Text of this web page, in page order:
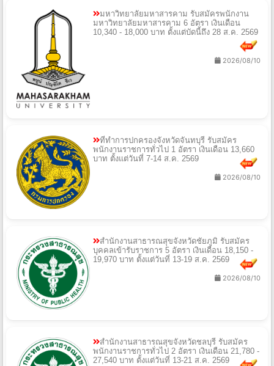
มหาวิทยาลัยมหาสารคาม รับสมัครพนักงาน
มหาวิทยาลัยมหาสารคาม 6 อัตรา เงินเดือน
10,340 - 18,000 บาท ตั้งแต่บัดนี้ถึง 28 ส.ค. 2569
2026/08/10
ที่ทำการปกครองจังหวัดจันทบุรี รับสมัคร
พนักงานราชการทั่วไป 1 อัตรา เงินเดือน 13,660
บาท ตั้งแต่วันที่ 7-14 ส.ค. 2569
2026/08/10
สำนักงานสาธารณสุขจังหวัดชัยภูมิ รับสมัคร
บุคคลเข้ารับราชการ 5 อัตรา เงินเดือน 18,150 -
19,970 บาท ตั้งแต่วันที่ 13-19 ส.ค. 2569
2026/08/10
สำนักงานสาธารณสุขจังหวัดชลบุรี รับสมัคร
พนักงานราชการทั่วไป 2 อัตรา เงินเดือน 21,780 -
27,540 บาท ตั้งแต่วันที่ 13-21 ส.ค. 2569